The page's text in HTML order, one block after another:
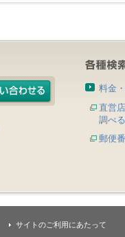
料金
直営
調べる
郵便
サイトのご利用にあたって